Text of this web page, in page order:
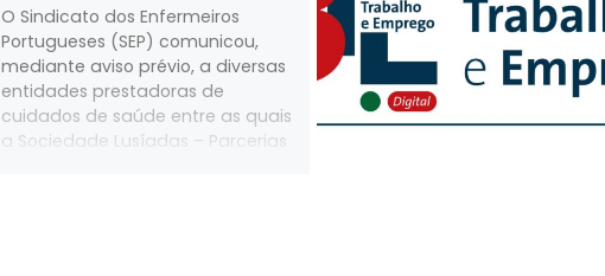
O Sindicato dos Enfermeiros
Portugueses (SEP) comunicou,
mediante aviso prévio, a diversas
entidades prestadoras de
cuidados de saúde entre as quais
a Sociedade Lusíadas – Parcerias